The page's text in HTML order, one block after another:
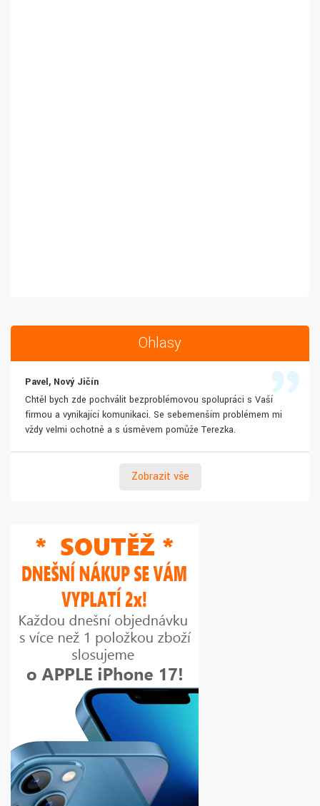
Ohlasy
Pavel, Nový Jičín
Chtěl bych zde pochválit bezproblémovou spolupráci s Vaší
firmou a vynikající komunikaci. Se sebemenším problémem mi
vždy velmi ochotně a s úsměvem pomůže Terezka.
Zobrazit vše